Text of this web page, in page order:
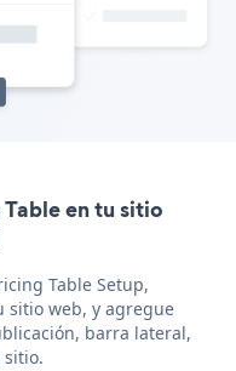
en tu sitio
Table Setup,
sitio web, y agregue
barra lateral,
sitio.